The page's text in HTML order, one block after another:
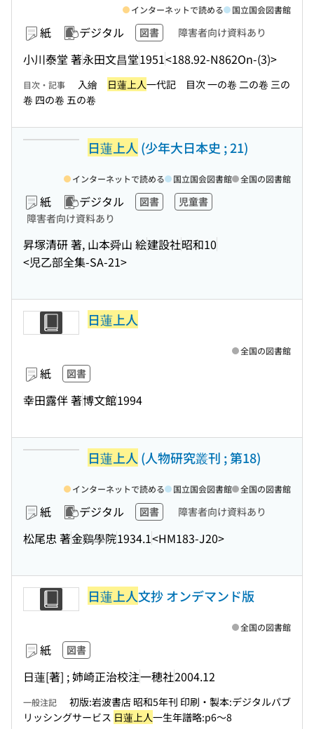
紙 デジタル 図書 障害者向け資料あり
小川泰堂 著永田文昌堂1951<188.92-N862On-(3)>
インターネットで読める 国立国会図書館
目次・記事 入繪 日蓮上人一代記 目次 一の卷 二の卷 三の
卷 四の卷 五の卷
日蓮上人 (少年大日本史 ; 21)
紙 デジタル 図書
児童書
障害者向け資料あり
昇塚清研 著, 山本舜山 絵建設社昭和10
<児乙部全集-SA-21>
インターネットで読める 国立国会図書館 全国の図書館
日蓮上人
紙 図書
幸田露伴 著博文館1994
全国の図書館
日蓮上人 (人物研究叢刊 ; 第18)
紙 デジタル 図書 障害者向け資料あり
松尾忠 著金鷄學院1934.1<HM183-J20>
インターネットで読める 国立国会図書館 全国の図書館
日蓮上人文抄 オンデマンド版
紙 図書
日蓮[著] ; 姉崎正治校注一穂社2004.12
全国の図書館
一般注記
初版:岩波書店 昭和5年刊 印刷・製本:デジタルパブ
リッシングサービス 日蓮上人一生年譜略:p6〜8